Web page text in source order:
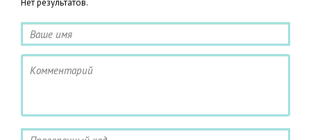
Нет результатов.